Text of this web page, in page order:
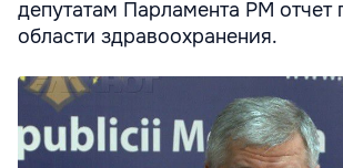
депутатам Парламента РМ отчет
области здравоохранения.